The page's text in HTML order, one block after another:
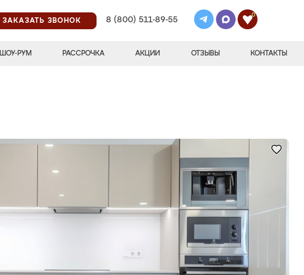
ЗАКАЗАТЬ ЗВОНОК
8 (800) 511-89-55
0
ШОУ-РУМ РАССРОЧКА АКЦИИ ОТЗЫВЫ КОНТАКТЫ